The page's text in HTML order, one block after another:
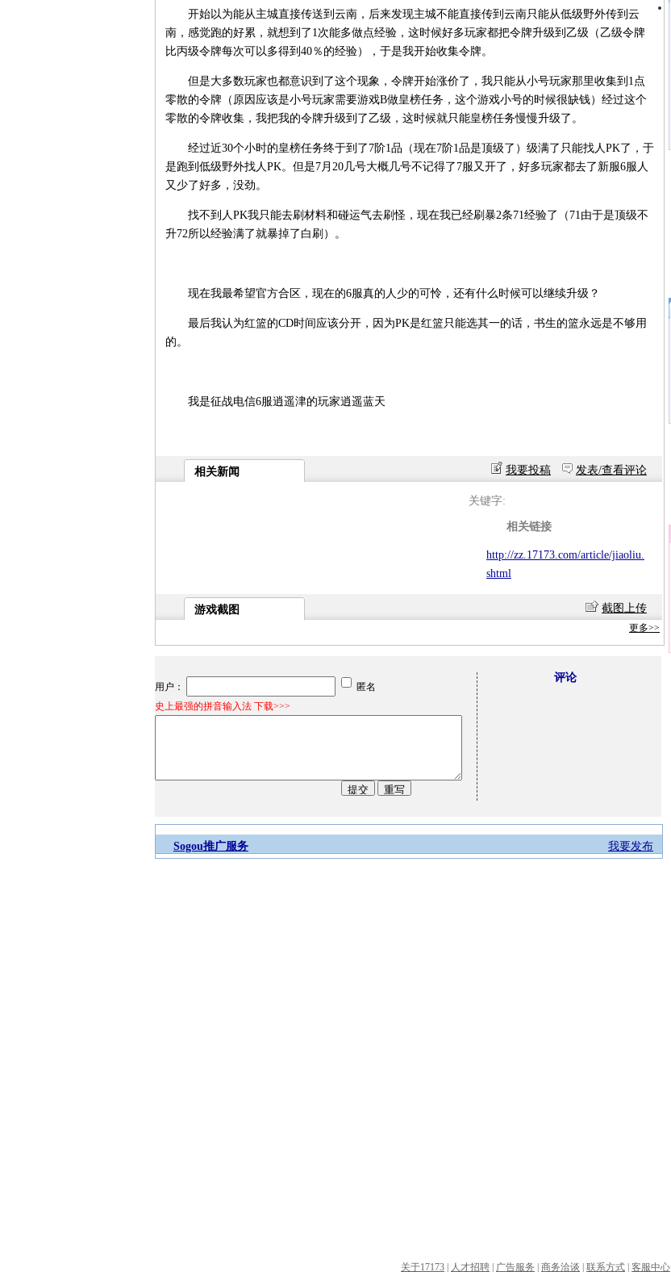
开始以为能从主城直接传送到云南，后来发现主城不能直接传到云南只能从低级野外传到云
南，感觉跑的好累，就想到了1次能多做点经验，这时候好多玩家都把令牌升级到乙级（乙级令牌
比丙级令牌每次可以多得到40％的经验），于是我开始收集令牌。
但是大多数玩家也都意识到了这个现象，令牌开始涨价了，我只能从小号玩家那里收集到1点
零散的令牌（原因应该是小号玩家需要游戏B做皇榜任务，这个游戏小号的时候很缺钱）经过这个
零散的令牌收集，我把我的令牌升级到了乙级，这时候就只能皇榜任务慢慢升级了。
经过近30个小时的皇榜任务终于到了7阶1品（现在7阶1品是顶级了）级满了只能找人PK了，于
是跑到低级野外找人PK。但是7月20几号大概几号不记得了7服又开了，好多玩家都去了新服6服人
又少了好多，没劲。
找不到人PK我只能去刷材料和碰运气去刷怪，现在我已经刷暴2条71经验了（71由于是顶级不
升72所以经验满了就暴掉了白刷）。
现在我最希望官方合区，现在的6服真的人少的可怜，还有什么时候可以继续升级？
最后我认为红篮的CD时间应该分开，因为PK是红篮只能选其一的话，书生的篮永远是不够用
的。
我是征战电信6服逍遥津的玩家逍遥蓝天
相关新闻 我要投稿 发表/查看评论
关键字:
相关链接
http://zz.17173.com/article/jiaoliu.
shtml
游戏截图 截图上传
更多>>
用户：
匿名
史上最强的拼音输入法 下载>>>
评论
我要发布
Sogou推广服务
关于17173 人才招聘 广告服务 商务洽谈 联系方式 客服中心